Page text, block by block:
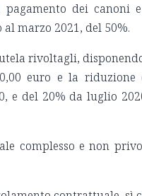
dei canoni
marzo 2021, del 50%.
rivoltagli,
euro e la riduzione
e del 20% da luglio
complesso e non